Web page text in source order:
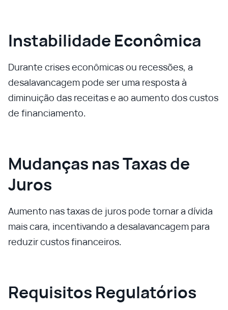
Instabilidade Econômica
Durante crises econômicas ou recessões, a
desalavancagem pode ser uma resposta à
diminuição das receitas e ao aumento dos custos
de financiamento.
Mudanças nas Taxas de
Juros
Aumento nas taxas de juros pode tornar a dívida
mais cara, incentivando a desalavancagem para
reduzir custos financeiros.
Requisitos Regulatórios